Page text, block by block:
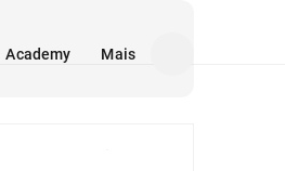
Academy Mais